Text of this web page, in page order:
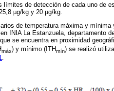
límites de detección de cada uno de
µg/kg y 20 µg/kg.
de temperatura máxima y
INIA La Estanzuela, departamento
se encuentra en proximidad
máx) y mínimo (ITHmín) se realizó
.